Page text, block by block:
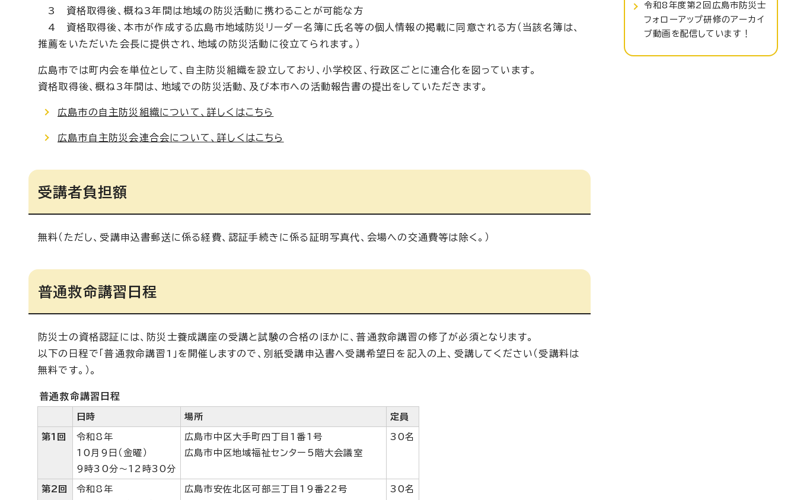
3 資格取得後、概ね3年間は地域の防災活動に携わることが可能な方
4 資格取得後、本市が作成する広島市地域防災リーダー名簿に氏名等の個人情報の掲載に同意される方（当該名簿は、
推薦をいただいた会長に提供され、地域の防災活動に役立てられます。）
広島市では町内会を単位として、自主防災組織を設立しており、小学校区、行政区ごとに連合化を図っています。
資格取得後、概ね3年間は、地域での防災活動、及び本市への活動報告書の提出をしていただきます。
広島市の自主防災組織について、詳しくはこちら
広島市自主防災会連合会について、詳しくはこちら
受講者負担額
無料（ただし、受講申込書郵送に係る経費、認証手続きに係る証明写真代、会場への交通費等は除く。）
普通救命講習日程
防災士の資格認証には、防災士養成講座の受講と試験の合格のほかに、普通救命講習の修了が必須となります。
以下の日程で「普通救命講習1」を開催しますので、別紙受講申込書へ受講希望日を記入の上、受講してください（受講料は
無料です。）。
普通救命講習日程
日時 場所 定員
第1回
令和8年
10月9日（金曜）
9時30分～12時30分
広島市中区大手町四丁目1番1号
広島市中区地域福祉センター5階大会議室
30名
第2回
令和8年
広島市安佐北区可部三丁目19番22号
30名
令和8年度第2回広島市防災士
フォローアップ研修のアーカイ
ブ動画を配信しています！